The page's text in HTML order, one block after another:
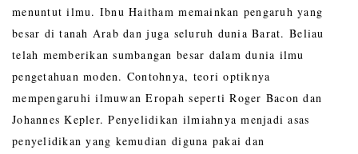
menuntut ilmu. Ibnu Haitham memainkan pengaruh yang
besar di tanah Arab dan juga seluruh dunia Barat. Beliau
telah memberikan sumbangan besar dalam dunia ilmu
pengetahuan moden. Contohnya, teori optiknya
mempengaruhi ilmuwan Eropah seperti Roger Bacon dan
Johannes Kepler. Penyelidikan ilmiahnya menjadi asas
penyelidikan yang kemudian diguna pakai dan